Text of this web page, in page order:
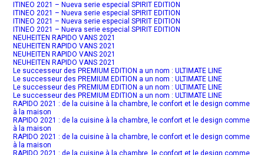
ITINEO 2021 – Nueva serie especial SPIRIT EDITION
ITINEO 2021 – Nueva serie especial SPIRIT EDITION
ITINEO 2021 – Nueva serie especial SPIRIT EDITION
ITINEO 2021 – Nueva serie especial SPIRIT EDITION
NEUHEITEN RAPIDO VANS 2021
NEUHEITEN RAPIDO VANS 2021
NEUHEITEN RAPIDO VANS 2021
NEUHEITEN RAPIDO VANS 2021
Le successeur des PREMIUM EDITION a un nom : ULTIMATE LINE
Le successeur des PREMIUM EDITION a un nom : ULTIMATE LINE
Le successeur des PREMIUM EDITION a un nom : ULTIMATE LINE
Le successeur des PREMIUM EDITION a un nom : ULTIMATE LINE
RAPIDO 2021 : de la cuisine à la chambre, le confort et le design comme
à la maison
RAPIDO 2021 : de la cuisine à la chambre, le confort et le design comme
à la maison
RAPIDO 2021 : de la cuisine à la chambre, le confort et le design comme
à la maison
RAPIDO 2021 : de la cuisine à la chambre, le confort et le design comme